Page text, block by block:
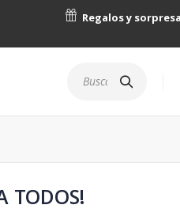
Regalos y
TODOS!